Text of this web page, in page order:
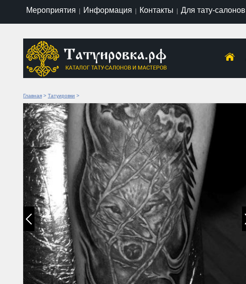
Мероприятия Информация Контакты Для тату-салонов
Главная > Татуировки >